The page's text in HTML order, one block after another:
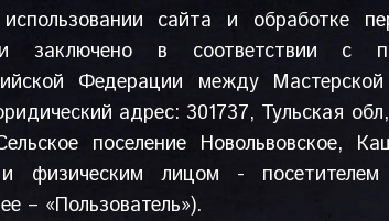
сайта и обработке
заключено в соответствии с
Федерации между
адрес: 301737, Тульская
поселение Новольвовское,
физическим лицом - посетителем
– «Пользователь»).